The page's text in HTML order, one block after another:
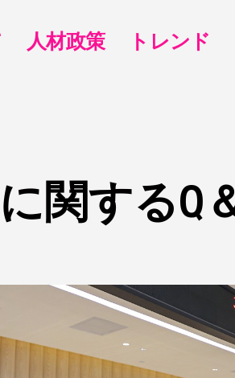
関するQ
人材政策 トレンド